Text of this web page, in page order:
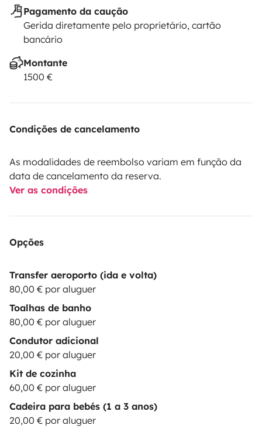
Pagamento da caução
Gerida diretamente pelo proprietário, cartão
bancário
Montante
1500 €
Condições de cancelamento
As modalidades de reembolso variam em função da
data de cancelamento da reserva.
Ver as condições
Opções
Transfer aeroporto (ida e volta)
80,00 € por aluguer
Toalhas de banho
80,00 € por aluguer
Condutor adicional
20,00 € por aluguer
Kit de cozinha
60,00 € por aluguer
Cadeira para bebés (1 a 3 anos)
20,00 € por aluguer